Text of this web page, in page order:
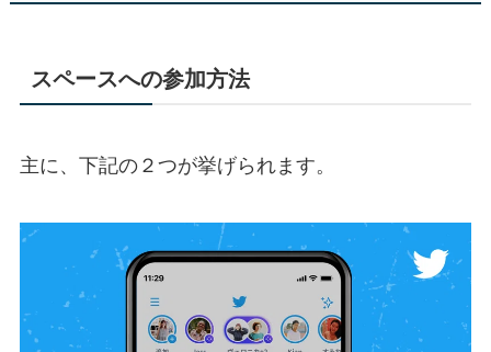
スペースへの参加方法
主に、下記の２つが挙げられます。